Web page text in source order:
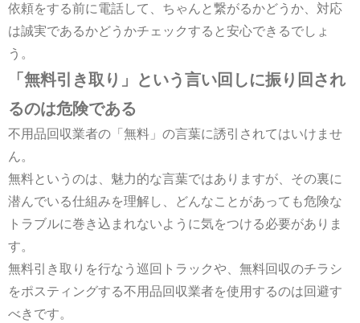
依頼をする前に電話して、ちゃんと繋がるかどうか、対応
は誠実であるかどうかチェックすると安心できるでしょ
う。
「無料引き取り」という言い回しに振り回され
るのは危険である
不用品回収業者の「無料」の言葉に誘引されてはいけませ
ん。
無料というのは、魅力的な言葉ではありますが、その裏に
潜んでいる仕組みを理解し、どんなことがあっても危険な
トラブルに巻き込まれないように気をつける必要がありま
す。
無料引き取りを行なう巡回トラックや、無料回収のチラシ
をポスティングする不用品回収業者を使用するのは回避す
べきです。